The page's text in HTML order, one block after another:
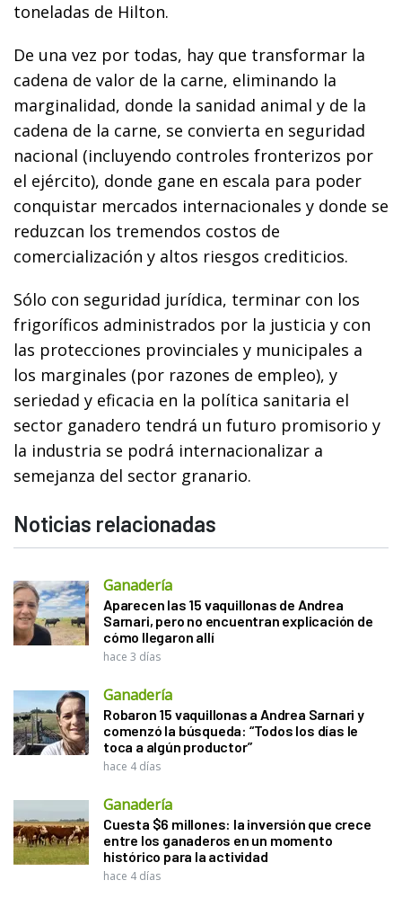
toneladas de Hilton.
De una vez por todas, hay que transformar la
cadena de valor de la carne, eliminando la
marginalidad, donde la sanidad animal y de la
cadena de la carne, se convierta en seguridad
nacional (incluyendo controles fronterizos por
el ejército), donde gane en escala para poder
conquistar mercados internacionales y donde se
reduzcan los tremendos costos de
comercialización y altos riesgos crediticios.
Sólo con seguridad jurídica, terminar con los
frigoríficos administrados por la justicia y con
las protecciones provinciales y municipales a
los marginales (por razones de empleo), y
seriedad y eficacia en la política sanitaria el
sector ganadero tendrá un futuro promisorio y
la industria se podrá internacionalizar a
semejanza del sector granario.
Noticias relacionadas
Ganadería
Aparecen las 15 vaquillonas de Andrea
Sarnari, pero no encuentran explicación de
cómo llegaron allí
hace 3 días
Ganadería
Robaron 15 vaquillonas a Andrea Sarnari y
comenzó la búsqueda: “Todos los días le
toca a algún productor”
hace 4 días
Ganadería
Cuesta $6 millones: la inversión que crece
entre los ganaderos en un momento
histórico para la actividad
hace 4 días